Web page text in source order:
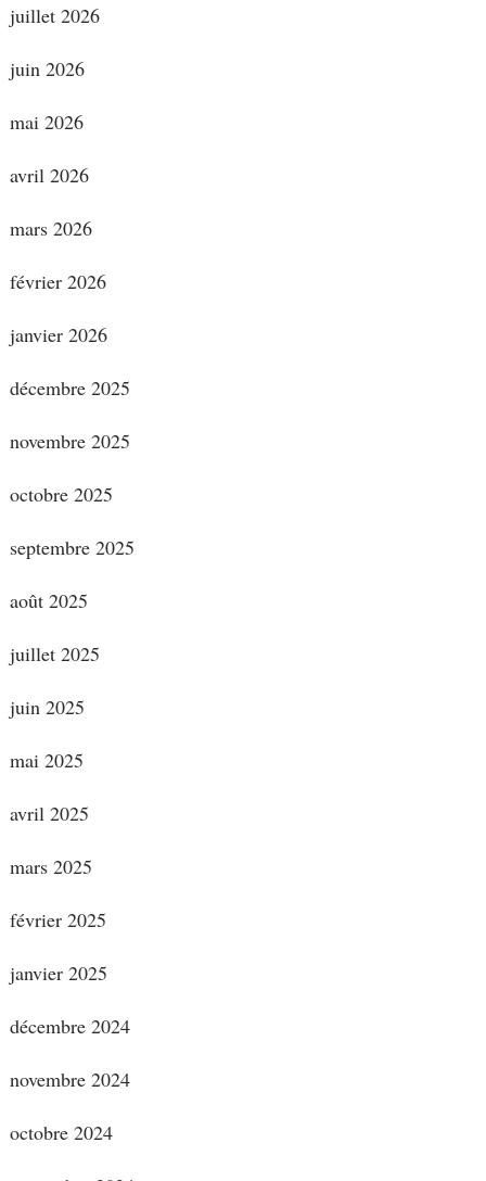
juillet 2026
juin 2026
mai 2026
avril 2026
mars 2026
février 2026
janvier 2026
décembre 2025
novembre 2025
octobre 2025
septembre 2025
août 2025
juillet 2025
juin 2025
mai 2025
avril 2025
mars 2025
février 2025
janvier 2025
décembre 2024
novembre 2024
octobre 2024